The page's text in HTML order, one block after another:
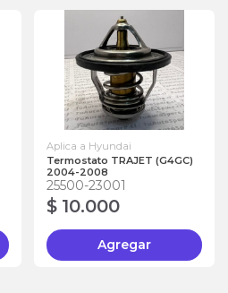
Aplica a Hyundai
Termostato TRAJET (G4GC)
2004-2008
25500-23001
$ 10.000
Agregar